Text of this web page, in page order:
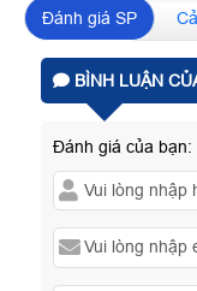
Đánh giá SP
BÌNH LUẬN
Đánh giá của bạn: